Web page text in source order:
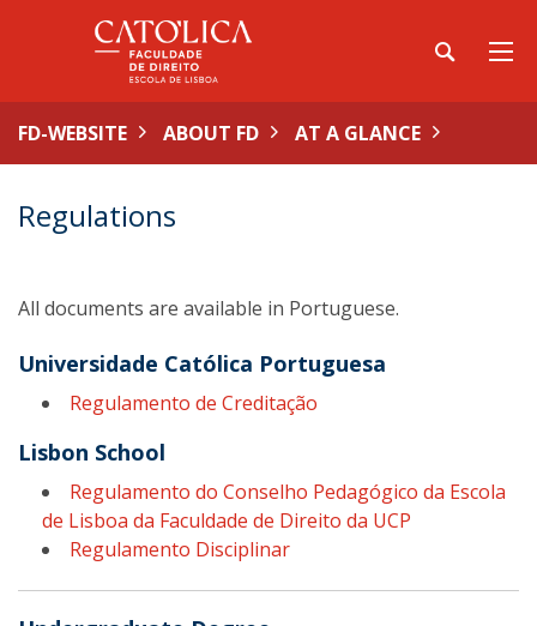
FD-WEBSITE ABOUT FD AT A GLANCE
Regulations
All documents are available in Portuguese.
Universidade Católica Portuguesa
Regulamento de Creditação
Lisbon School
Regulamento do Conselho Pedagógico da Escola
de Lisboa da Faculdade de Direito da UCP​​
Regulamento Disciplinar